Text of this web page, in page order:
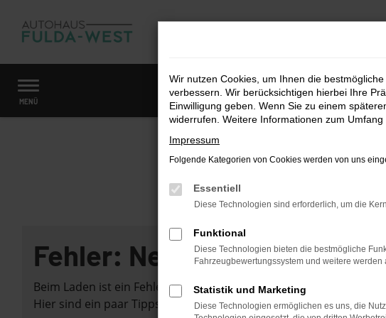
Zum
Hauptinhalt
MENÜ
Startseite Fahrzeugmarkt
Fehler: Network Error
Beim Laden ist ein Fehler aufgetreten.
Hier sind ein paar Tipps, die dir helfen können:
Wir nutzen Cookies, um Ihnen die
verbessern. Wir berücksichtigen hierbei Ihre
Einwilligung geben. Wenn Sie zu einem
widerrufen. Weitere Informationen zum
Impressum
Folgende Kategorien von Cookies werden von uns
Essentiell
Diese Technologien sind erforderlich, um die
Funktional
Diese Technologien bieten die bestmögliche
Fahrzeugbewertungssystem und weitere werden
Statistik und Marketing
Diese Technologien ermöglichen es uns, die